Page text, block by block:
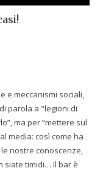
e meccanismi sociali,
parola a "legioni di
ma per “mettere sul
media: così come ha
nostre conoscenze,
siate timidi… Il bar è